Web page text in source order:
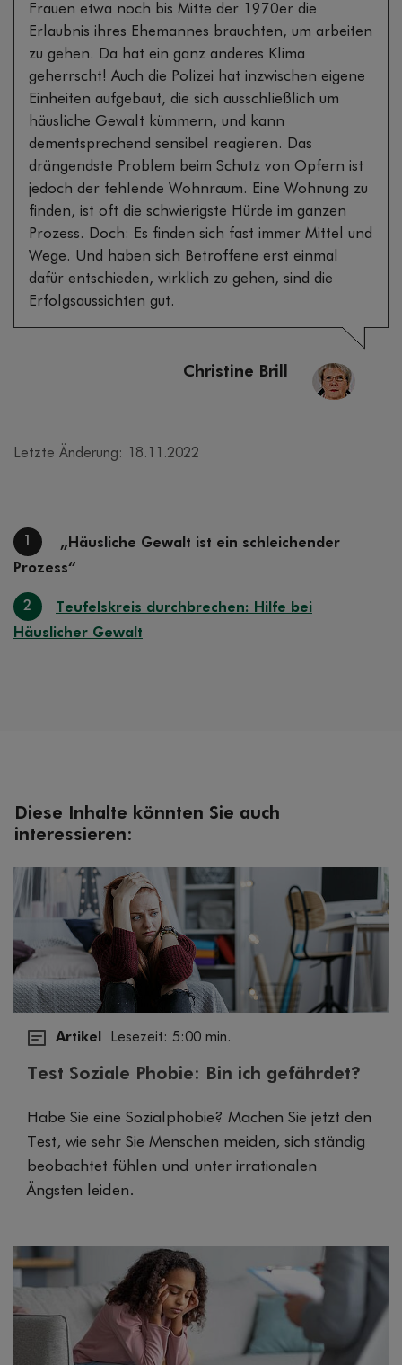
Frauen etwa noch bis Mitte der 1970er die
Erlaubnis ihres Ehemannes brauchten, um arbeiten
zu gehen. Da hat ein ganz anderes Klima
geherrscht! Auch die Polizei hat inzwischen eigene
Einheiten aufgebaut, die sich ausschließlich um
häusliche Gewalt kümmern, und kann
dementsprechend sensibel reagieren. Das
drängendste Problem beim Schutz von Opfern ist
jedoch der fehlende Wohnraum. Eine Wohnung zu
finden, ist oft die schwierigste Hürde im ganzen
Prozess. Doch: Es finden sich fast immer Mittel und
Wege. Und haben sich Betroffene erst einmal
dafür entschieden, wirklich zu gehen, sind die
Erfolgsaussichten gut.
Christine Brill
Letzte Änderung: 18.11.2022
1
„Häusliche Gewalt ist ein schleichender
Prozess“
2
Teufelskreis durchbrechen: Hilfe bei
Häuslicher Gewalt
Diese Inhalte könnten Sie auch
interessieren:
Artikel Lesezeit: 5:00 min.
Test Soziale Phobie: Bin ich gefährdet?
Habe Sie eine Sozialphobie? Machen Sie jetzt den
Test, wie sehr Sie Menschen meiden, sich ständig
beobachtet fühlen und unter irrationalen
Ängsten leiden.